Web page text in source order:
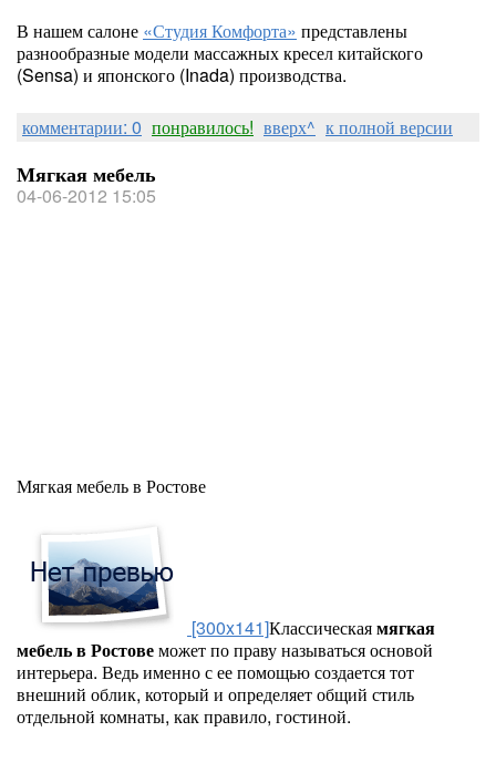
В нашем салоне «Студия Комфорта» представлены
разнообразные модели массажных кресел китайского
(Sensa) и японского (Inada) производства.
комментарии: 0 понравилось! вверх^ к полной версии
Мягкая мебель
04-06-2012 15:05
Мягкая мебель в Ростове
[300x141]Классическаямягкая
мебель в Ростовеможет по праву называться основой
интерьера. Ведь именно с ее помощью создается тот
внешний облик, который и определяет общий стиль
отдельной комнаты, как правило, гостиной.